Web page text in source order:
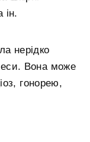
ін.
нерідко
Вона може
гонорею,